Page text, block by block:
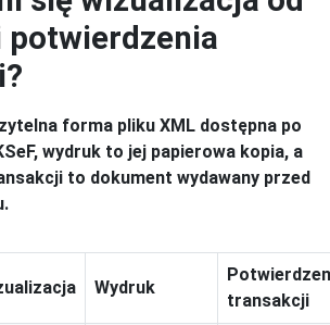
potwierdzenia
forma pliku XML dostępna po
wydruk to jej papierowa kopia, a
to dokument wydawany przed
Wydruk
transakcji